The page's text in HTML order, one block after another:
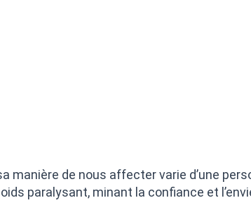
manière de nous affecter varie d’une
paralysant, minant la confiance et